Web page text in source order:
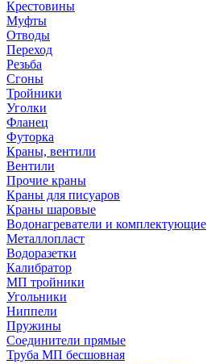
Крестовины
Муфты
Отводы
Переход
Резьба
Сгоны
Тройники
Уголки
Фланец
Футорка
Краны, вентили
Вентили
Прочие краны
Краны для писуаров
Краны шаровые
Водонагреватели и комплектующие
Металлопласт
Водоразетки
Калибратор
МП тройники
Угольники
Ниппели
Пружины
Соединители прямые
Труба МП бесшовная